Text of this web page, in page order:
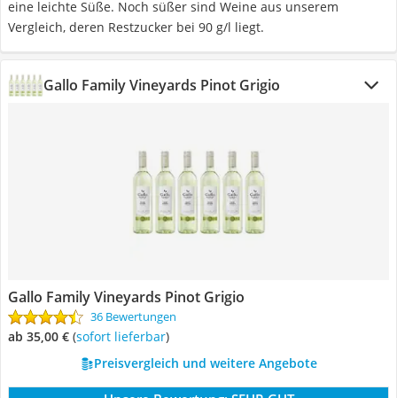
eine leichte Süße. Noch süßer sind Weine aus unserem
Vergleich, deren Restzucker bei 90 g/l liegt.
Gallo Family Vineyards Pinot Grigio
Gallo Family Vineyards Pinot Grigio
36 Bewertungen
ab 35,00 € ( Sofort lieferbar)
Preisvergleich und weitere Angebote